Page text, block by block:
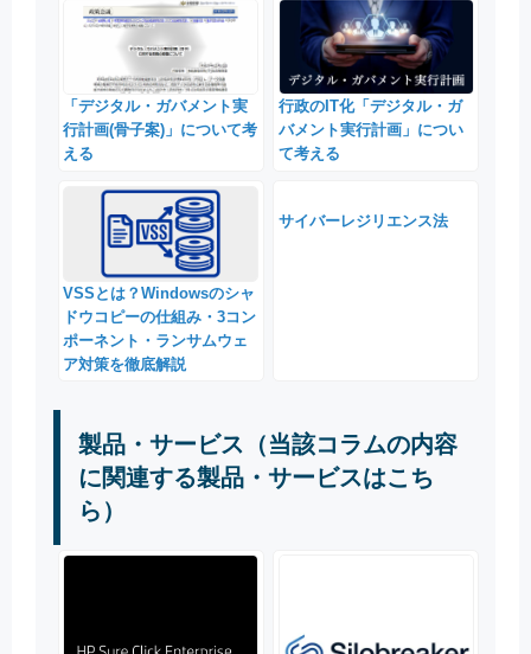
「デジタル・ガバメント実
行計画(骨子案)」について考
える
行政のIT化「デジタル・ガ
バメント実行計画」につい
て考える
VSSとは？Windowsのシャ
ドウコピーの仕組み・3コン
ポーネント・ランサムウェ
ア対策を徹底解説
サイバーレジリエンス法
製品・サービス（当該コラムの内容
に関連する製品・サービスはこち
ら）